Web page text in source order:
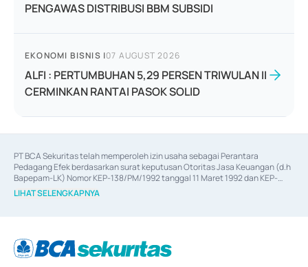
PENGAWAS DISTRIBUSI BBM SUBSIDI
EKONOMI BISNIS |07 AUGUST 2026
ALFI : PERTUMBUHAN 5,29 PERSEN TRIWULAN II
CERMINKAN RANTAI PASOK SOLID
PT BCA Sekuritas telah memperoleh izin usaha sebagai Perantara
Pedagang Efek berdasarkan surat keputusan Otoritas Jasa Keuangan (d.h
Bapepam-LK) Nomor KEP-138/PM/1992 tanggal 11 Maret 1992 dan KEP-
06/D.04/2014 tanggal 28 Februari 2014, izin usaha sebagai Penjamin Emisi
Efek berdasarkan surat keputusan Otoritas Jasa Keuangan Nomor KEP-
berdasarkan surat keputusan Otoritas Jasa Keuangan Nomor S-
67/PM.21/2017 tanggal 3 Februari 2017, dan beberapa izin usaha lainnya
LIHAT SELENGKAPNYA